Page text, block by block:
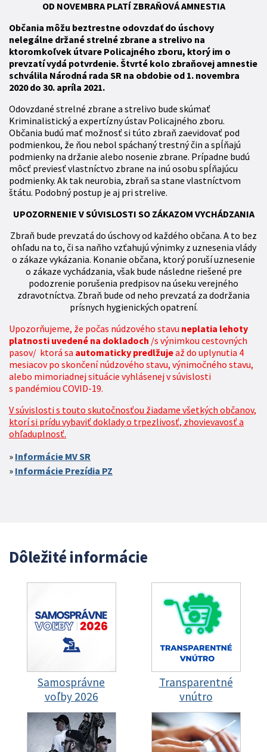
OD NOVEMBRA PLATÍ ZBRAŇOVÁAMNESTIA
Občania môžu beztrestne odovzdať do úschovy
nelegálne držané strelné zbrane a strelivo na
ktoromkoľvek útvare Policajného zboru, ktorý im o
prevzatí vydá potvrdenie. Štvrté kolo zbraňovej amnestie
schválila Národná rada SR na obdobie od 1. novembra
2020 do 30. apríla 2021.
Odovzdané strelné zbrane a strelivo bude skúmať
Kriminalistický a expertízny ústav Policajného zboru.
Občania budú mať možnosť si túto zbraň zaevidovať pod
podmienkou, že ňou nebol spáchaný trestný čin a spĺňajú
podmienky na držanie alebo nosenie zbrane. Prípadne budú
môcť previesť vlastníctvo zbrane na inú osobu spĺňajúcu
podmienky. Ak tak neurobia, zbraň sa stane vlastníctvom
štátu. Podobný postup je aj pri strelive.
UPOZORNENIE V SÚVISLOSTI SO ZÁKAZOM VYCHÁDZANIA
Zbraň bude prevzatá do úschovy od každého občana. A to bez
ohľadu na to, či sa naňho vzťahujú výnimky z uznesenia vlády
o zákaze vykázania. Konanie občana, ktorý poruší uznesenie
o zákaze vychádzania, však bude následne riešené pre
podozrenie porušenia predpisov na úseku verejného
zdravotníctva. Zbraň bude od neho prevzatá za dodržania
prísnych hygienických opatrení.
Upozorňujeme, že počas núdzového stavu neplatia lehoty
platnosti uvedené na dokladoch /s výnimkou cestovných
pasov/ ktorá sa automaticky predlžujeaž do uplynutia 4
mesiacov po skončení núdzového stavu, výnimočného stavu,
alebo mimoriadnej situácie vyhlásenej v súvislosti
s pandémiou COVID-19.
V súvislosti s touto skutočnosťou žiadame všetkých občanov,
ktorí si prídu vybaviť doklady o trpezlivosť, zhovievavosť a
ohľaduplnosť.
Informácie MV SR
Informácie Prezídia PZ
Dôležité informácie
Samosprávne
voľby 2026
Transparentné
vnútro